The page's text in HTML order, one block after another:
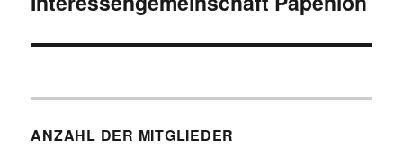
ANZAHL DER MITGLIEDER